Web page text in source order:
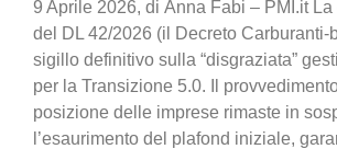
9 Aprile 2026, di Anna Fabi – PMI.it
del DL 42/2026 (il Decreto Carburanti-
sigillo definitivo sulla “disgraziata”
per la Transizione 5.0. Il
posizione delle imprese rimaste in
l’esaurimento del plafond iniziale,